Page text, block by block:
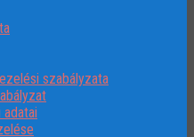
szabályzata
adatai